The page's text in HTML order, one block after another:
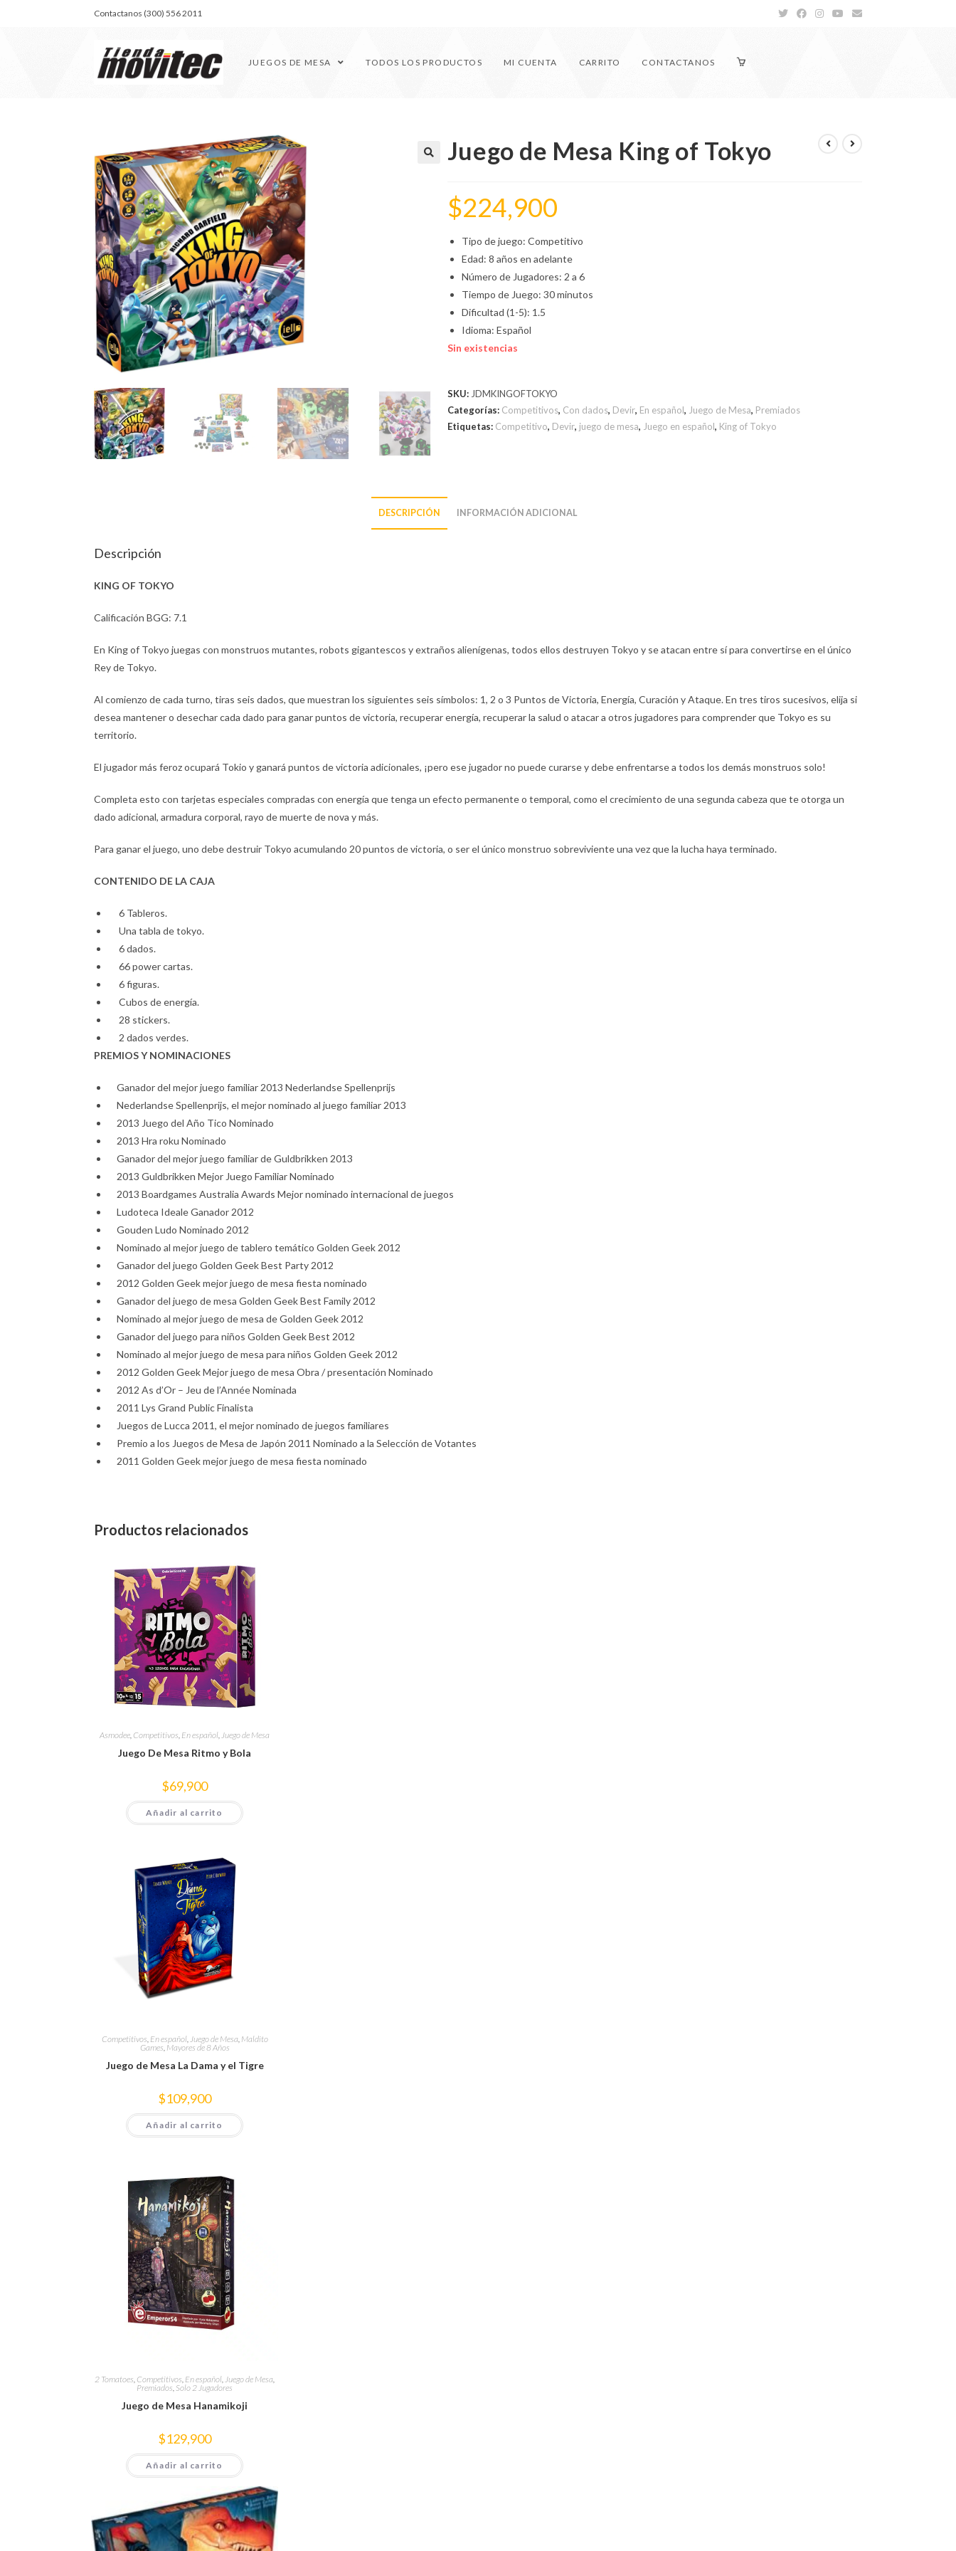
Contactanos (300) 556 2011
JUEGOS DE MESA TODOS LOS PRODUCTOS MI CUENTA CARRITO CONTACTANOS
Juego de Mesa King of Tokyo
$224,900
Tipo de juego: Competitivo
Edad: 8 años en adelante
Número de Jugadores: 2 a 6
Tiempo de Juego: 30 minutos
Dificultad (1-5): 1.5
Idioma: Español
Sin existencias
SKU: JDMKINGOFTOKYO
Categorías: Competitivos, Con dados, Devir, En español, Juego de Mesa, Premiados
Etiquetas: Competitivo, Devir, juego de mesa, Juego en español, King of Tokyo
DESCRIPCIÓN INFORMACIÓN ADICIONAL
Descripción
KING OF TOKYO
Calificación BGG: 7.1
En King of Tokyo juegas con monstruos mutantes, robots gigantescos y extraños alienígenas, todos ellos destruyen Tokyo y se atacan entre sí para convertirse en el único
Rey de Tokyo.
Al comienzo de cada turno, tiras seis dados, que muestran los siguientes seis símbolos: 1, 2 o 3 Puntos de Victoria, Energía, Curación y Ataque. En tres tiros sucesivos, elija si
desea mantener o desechar cada dado para ganar puntos de victoria, recuperar energía, recuperar la salud o atacar a otros jugadores para comprender que Tokyo es su
territorio.
El jugador más feroz ocupará Tokio y ganará puntos de victoria adicionales, ¡pero ese jugador no puede curarse y debe enfrentarse a todos los demás monstruos solo!
Completa esto con tarjetas especiales compradas con energía que tenga un efecto permanente o temporal, como el crecimiento de una segunda cabeza que te otorga un
dado adicional, armadura corporal, rayo de muerte de nova y más.
Para ganar el juego, uno debe destruir Tokyo acumulando 20 puntos de victoria, o ser el único monstruo sobreviviente una vez que la lucha haya terminado.
CONTENIDO DE LA CAJA
6 Tableros.
Una tabla de tokyo.
6 dados.
66 power cartas.
6 figuras.
Cubos de energía.
28 stickers.
2 dados verdes.
PREMIOS Y NOMINACIONES
Ganador del mejor juego familiar 2013 Nederlandse Spellenprijs
Nederlandse Spellenprijs, el mejor nominado al juego familiar 2013
2013 Juego del Año Tico Nominado
2013 Hra roku Nominado
Ganador del mejor juego familiar de Guldbrikken 2013
2013 Guldbrikken Mejor Juego Familiar Nominado
2013 Boardgames Australia Awards Mejor nominado internacional de juegos
Ludoteca Ideale Ganador 2012
Gouden Ludo Nominado 2012
Nominado al mejor juego de tablero temático Golden Geek 2012
Ganador del juego Golden Geek Best Party 2012
2012 Golden Geek mejor juego de mesa fiesta nominado
Ganador del juego de mesa Golden Geek Best Family 2012
Nominado al mejor juego de mesa de Golden Geek 2012
Ganador del juego para niños Golden Geek Best 2012
Nominado al mejor juego de mesa para niños Golden Geek 2012
2012 Golden Geek Mejor juego de mesa Obra / presentación Nominado
2012 As d’Or – Jeu de l’Année Nominada
2011 Lys Grand Public Finalista
Juegos de Lucca 2011, el mejor nominado de juegos familiares
Premio a los Juegos de Mesa de Japón 2011 Nominado a la Selección de Votantes
2011 Golden Geek mejor juego de mesa fiesta nominado
Productos relacionados
Asmodee Competitivos En español Juego de Mesa
Juego De Mesa Ritmo y Bola
$69,900
Añadir al carrito
Competitivos En español, Juego de Mesa Maldito
Games Mayores de 8 Años
Juego de Mesa La Dama y el Tigre
$109,900
Añadir al carrito
2 Tomatoes Competitivos En español Juego de Mesa
Premiados Solo 2 Jugadores
Juego de Mesa Hanamikoji
$129,900
Añadir al carrito